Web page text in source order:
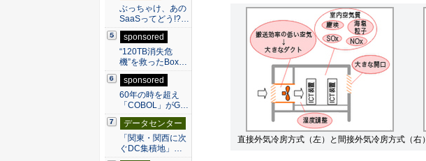
直接外気冷房方式（左）と間接外気冷房方式（右）
ぶっちゃけ、あの
SaaSってどう!?…
sponsored
“120TB消失危
機”を救ったBox…
sponsored
60年の時を超え
「COBOL」がG…
データセンター
「関東・関西に次
ぐDC集積地」…